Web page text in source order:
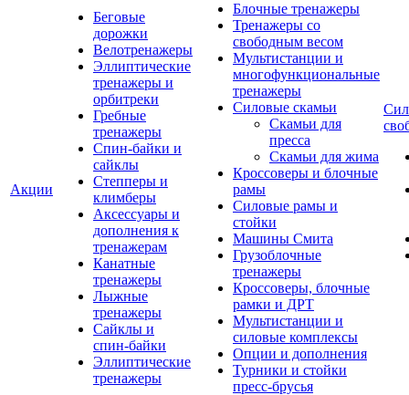
Акции
Беговые
дорожки
Велотренажеры
Эллиптические
тренажеры и
орбитреки
Гребные
тренажеры
Спин-байки и
сайклы
Степперы и
климберы
Аксессуары и
дополнения к
тренажерам
Канатные
тренажеры
Лыжные
тренажеры
Сайклы и
спин-байки
Эллиптические
тренажеры
Блочные тренажеры
Тренажеры со
свободным весом
Мультистанции и
многофункциональные
тренажеры
Силовые скамьи
Скамьи для
пресса
Скамьи для жима
Кроссоверы и блочные
рамы
Силовые рамы и
стойки
Машины Смита
Грузоблочные
тренажеры
Кроссоверы, блочные
рамки и ДРТ
Мультистанции и
силовые комплексы
Опции и дополнения
Турники и стойки
пресс-брусья